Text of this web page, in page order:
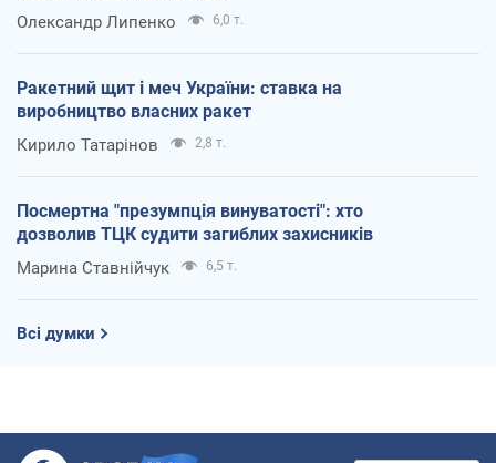
Олександр Липенко 6,0 т.
Ракетний щит і меч України: ставка на
виробництво власних ракет
Кирило Татарінов 2,8 т.
Посмертна "презумпція винуватості": хто
дозволив ТЦК судити загиблих захисників
Марина Ставнійчук 6,5 т.
Всі думки